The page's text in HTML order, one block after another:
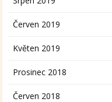
Červen 2019
Květen 2019
Prosinec 2018
Červen 2018